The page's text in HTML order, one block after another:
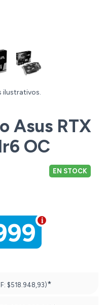
ilustrativos.
Asus RTX
OC
EN STOCK
$518.948,93)*